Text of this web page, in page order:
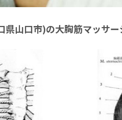
県山口市)の大胸筋マッサー